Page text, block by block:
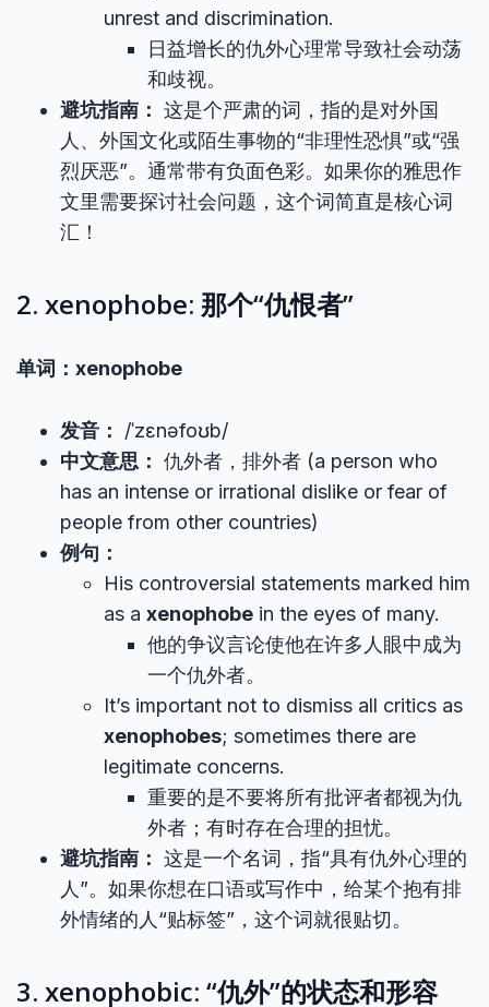
unrest and discrimination.
日益增长的仇外心理常导致社会动荡
和歧视。
避坑指南： 这是个严肃的词，指的是对外国
人、外国文化或陌生事物的“非理性恐惧”或“强
烈厌恶”。通常带有负面色彩。如果你的雅思作
文里需要探讨社会问题，这个词简直是核心词
汇！
2. xenophobe: 那个“仇恨者”
单词：xenophobe
发音：
/ˈzɛnəfoʊb/
中文意思： 仇外者，排外者 (a person who
has an intense or irrational dislike or fear of
people from other countries)
例句：
His controversial statements marked him
as a xenophobe in the eyes of many.
他的争议言论使他在许多人眼中成为
一个仇外者。
It’s important not to dismiss all critics as
xenophobes; sometimes there are
legitimate concerns.
重要的是不要将所有批评者都视为仇
外者；有时存在合理的担忧。
避坑指南： 这是一个名词，指“具有仇外心理的
人”。如果你想在口语或写作中，给某个抱有排
外情绪的人“贴标签”，这个词就很贴切。
3. xenophobic: “仇外”的状态和形容